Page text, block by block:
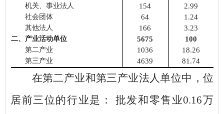
机关、事业法人 154 2.99
社会团体 64 1.24
其他法人 166 3.23
二、产业活动单位 5675 100
第二产业 1036 18.26
第三产业 4639 81.74
在第二产业和第三产业法人单位中，位
居前三位的行业是：
批发和零售 业0.16万